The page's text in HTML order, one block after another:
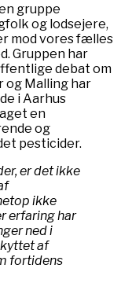
gruppe
og lodsejere,
mod vores fælles
Gruppen har
debat om
og Malling har
i Aarhus
en
og
pesticider.
er det ikke
ikke
erfaring har
ned i
af
fortidens